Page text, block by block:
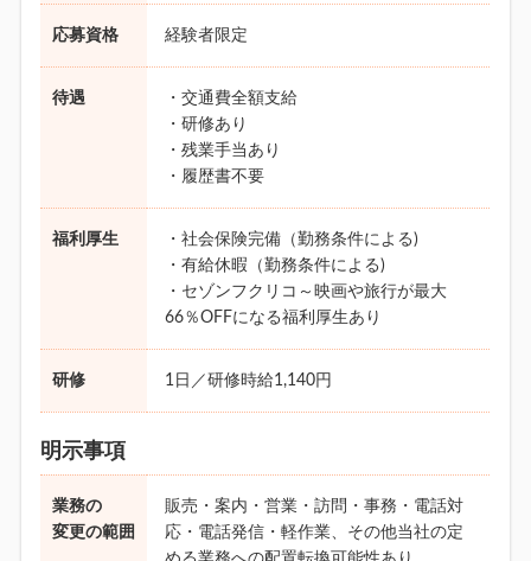
応募資格 経験者限定
待遇
・交通費全額支給
・研修あり
・残業手当あり
・履歴書不要
福利厚生
・社会保険完備（勤務条件による)
・有給休暇（勤務条件による)
・セゾンフクリコ～映画や旅行が最大
66％OFFになる福利厚生あり
研修 1日／研修時給1,140円
明示事項
業務の
変更の範囲
販売・案内・営業・訪問・事務・電話対
応・電話発信・軽作業、その他当社の定